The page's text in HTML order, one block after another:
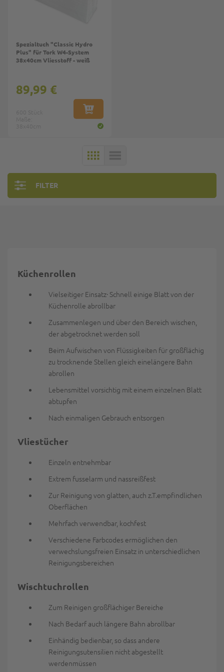
Spezialtuch "Classic Hydro
Plus" für Tork W4-System
38x40cm Vliesstoff - weiß
IN DEN WARENKORB
89,99 €
KACHELN
FILTER
Küchenrollen
Vielseitiger Einsatz· Schnell einige Blatt von der
Küchenrolle abrollbar
Zusammenlegen und über den Bereich wischen,
der abgetrocknet werden soll
Beim Aufwischen von Flüssigkeiten für großflächig
zu trocknende Stellen gleich einelängere Bahn
abrollen
Lebensmittel vorsichtig mit einem einzelnen Blatt
abtupfen
Nach einmaligen Gebrauch entsorgen
Vliestücher
Einzeln entnehmbar
Extrem fusselarm und nassreißfest
Zur Reinigung von glatten, auch z.T.empfindlichen
Oberflächen
Mehrfach verwendbar, kochfest
Verschiedene Farbcodes ermöglichen den
verwechslungsfreien Einsatz in unterschiedlichen
Reinigungsbereichen
Wischtuchrollen
Zum Reinigen großflächiger Bereiche
Nach Bedarf auch längere Bahn abrollbar
Einhändig bedienbar, so dass andere
Reinigungsutensilien nicht abgestellt
werdenmüssen